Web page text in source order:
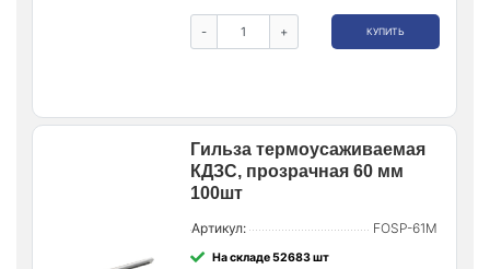
- + КУПИТЬ
Гильза термоусаживаемая
КДЗС, прозрачная 60 мм
100шт
Артикул: FOSP-61M
На складе 52683 шт